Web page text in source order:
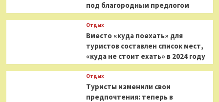
под благородным предлогом
Отдых
Вместо «куда поехать» для
туристов составлен список мест,
«куда не стоит ехать» в 2024 году
Отдых
Туристы изменили свои
предпочтения: теперь в